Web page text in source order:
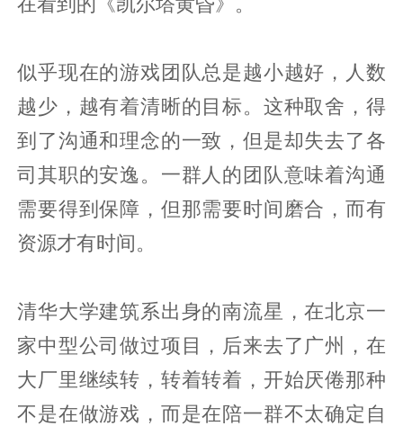
似乎现在的游戏团队总是越小越好，人数
越少，越有着清晰的目标。这种取舍，得
到了沟通和理念的一致，但是却失去了各
司其职的安逸。一群人的团队意味着沟通
需要得到保障，但那需要时间磨合，而有
资源才有时间。
清华大学建筑系出身的南流星，在北京一
家中型公司做过项目，后来去了广州，在
大厂里继续转，转着转着，开始厌倦那种
不是在做游戏，而是在陪一群不太确定自